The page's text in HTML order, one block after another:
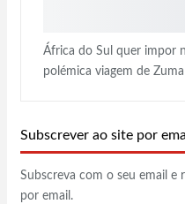
África do Sul quer impor
polémica viagem de
Subscrever ao site por
Subscreva com o seu email e
por email.